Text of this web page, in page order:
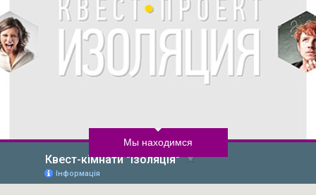
Мы находимся